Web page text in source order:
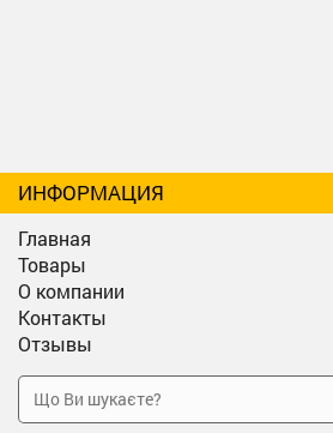
ИНФОРМАЦИЯ
Главная
Товары
О компании
Контакты
Отзывы